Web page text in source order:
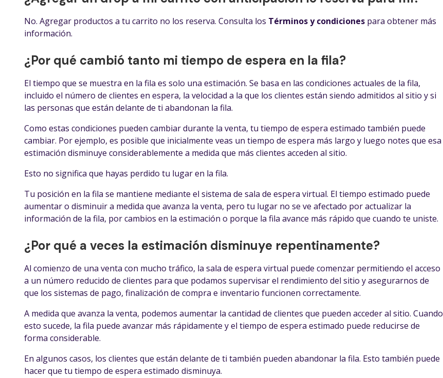
No. Agregar productos a tu carrito no los reserva. Consulta los Términos y condiciones para obtener más
información.
¿Por qué cambió tanto mi tiempo de espera en la fila?
El tiempo que se muestra en la fila es solo una estimación. Se basa en las condiciones actuales de la fila,
incluido el número de clientes en espera, la velocidad a la que los clientes están siendo admitidos al sitio y si
las personas que están delante de ti abandonan la fila.
Como estas condiciones pueden cambiar durante la venta, tu tiempo de espera estimado también puede
cambiar. Por ejemplo, es posible que inicialmente veas un tiempo de espera más largo y luego notes que esa
estimación disminuye considerablemente a medida que más clientes acceden al sitio.
Esto no significa que hayas perdido tu lugar en la fila.
Tu posición en la fila se mantiene mediante el sistema de sala de espera virtual. El tiempo estimado puede
aumentar o disminuir a medida que avanza la venta, pero tu lugar no se ve afectado por actualizar la
información de la fila, por cambios en la estimación o porque la fila avance más rápido que cuando te uniste.
¿Por qué a veces la estimación disminuye repentinamente?
Al comienzo de una venta con mucho tráfico, la sala de espera virtual puede comenzar permitiendo el acceso
a un número reducido de clientes para que podamos supervisar el rendimiento del sitio y asegurarnos de
que los sistemas de pago, finalización de compra e inventario funcionen correctamente.
A medida que avanza la venta, podemos aumentar la cantidad de clientes que pueden acceder al sitio. Cuando
esto sucede, la fila puede avanzar más rápidamente y el tiempo de espera estimado puede reducirse de
forma considerable.
En algunos casos, los clientes que están delante de ti también pueden abandonar la fila. Esto también puede
hacer que tu tiempo de espera estimado disminuya.